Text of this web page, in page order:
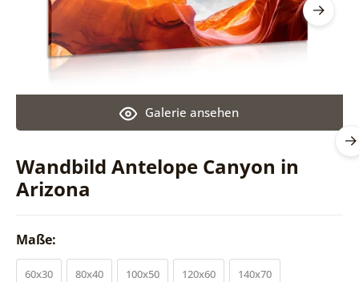
Wandbild Antelope Canyon in
Arizona
Galerie ansehen
Maße:
60x30 80x40 100x50 120x60 140x70